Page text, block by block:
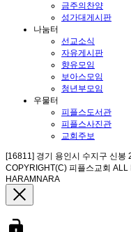
금주의찬양
성가대게시판
나눔터
선교소식
자유게시판
향유모임
보아스모임
청년부모임
우물터
피플스도서관
피플스사진관
교회주보
[16811] 경기 용인시 수지구 신
COPYRIGHT(C) 피플스교회
HARAMNARA